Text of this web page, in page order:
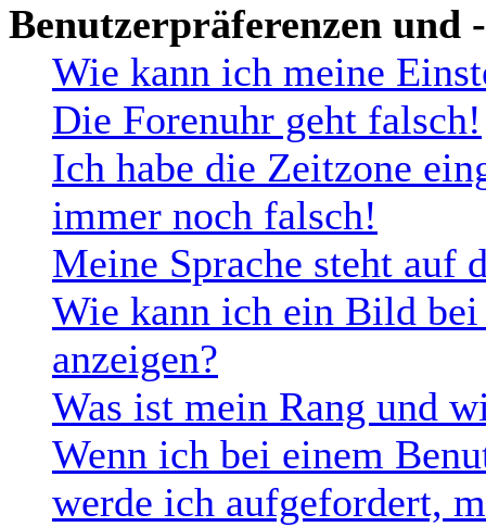
Benutzerpräferenzen und
Wie kann ich meine
Die Forenuhr geht falsch!
Ich habe die Zeitzone
immer noch falsch!
Meine Sprache steht auf
Wie kann ich ein Bild
anzeigen?
Was ist mein Rang und
Wenn ich bei einem
werde ich aufgefordert,